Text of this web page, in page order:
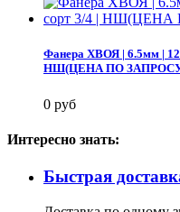
Фанера ХВОЯ | 6.5мм |
НШ(ЦЕНА ПО
0 руб
Интересно знать:
Быстрая